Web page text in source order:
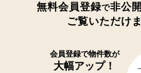
無料会員登録で非公
ご覧いただけ
会員登録で物件数が
大幅アップ！